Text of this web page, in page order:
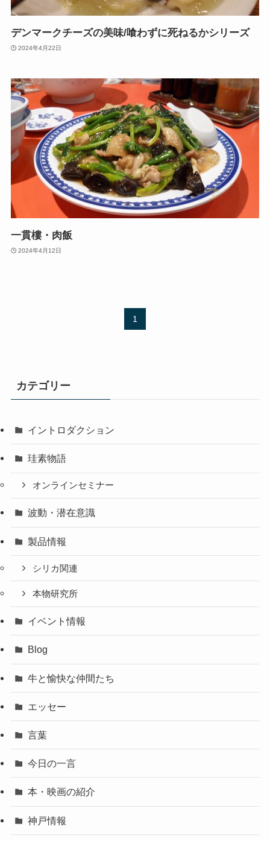
デンマークチーズの美味/喰わずに死ねるかシリーズ
2024年4月22日
一貫樓・肉飯
2024年4月12日
1
カテゴリー
イントロダクション
珪素物語
オンラインセミナー
波動・潜在意識
製品情報
シリカ関連
本物研究所
イベント情報
Blog
牛と愉快な仲間たち
エッセー
言葉
今日の一言
本・映画の紹介
神戸情報